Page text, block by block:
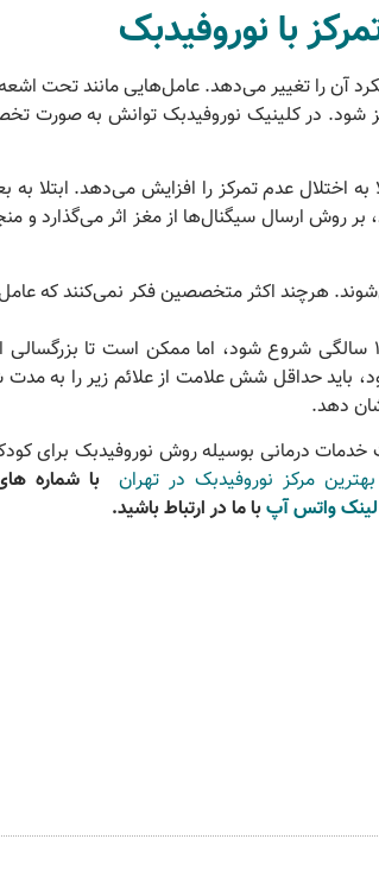
با نوروفیدبک
آن را تغییر می‌دهد. عامل‌هایی مانند تحت اشعه
شود. در کلینیک نوروفیدبک توانش به صورت
به اختلال عدم تمرکز را افزایش می‌دهد. ابتلا
روش ارسال سیگنال‌ها از مغز اثر می‌گذارد و
هرچند اکثر متخصصین فکر نمی‌کنند که
علائم اختلال نقص توجه که در این بخش توضیح داده می‌شود، باید تا 12 سالگی شروع شود، اما ممکن است تا
باید حداقل شش علامت از علائم زیر را به
دهد.
خدمات درمانی بوسیله روش نوروفیدبک برای
بهترین مرکز نوروفیدبک در تهران
لینک واتس آپبا ما در ارتباط باشید.